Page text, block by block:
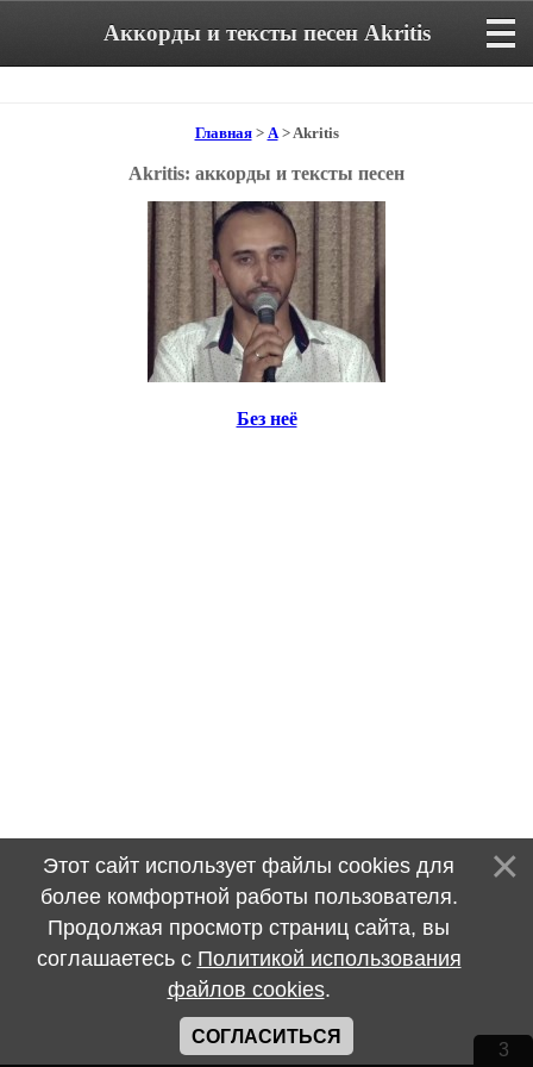
Аккорды и тексты песен Akritis
Главная> A> Akritis
Akritis: аккорды и тексты песен
Без неё
Этот сайт использует файлы cookies для
более комфортной работы пользователя.
Продолжая просмотр страниц сайта, вы
соглашаетесь с Политикой использования
файлов cookies.
СОГЛАСИТЬСЯ
3